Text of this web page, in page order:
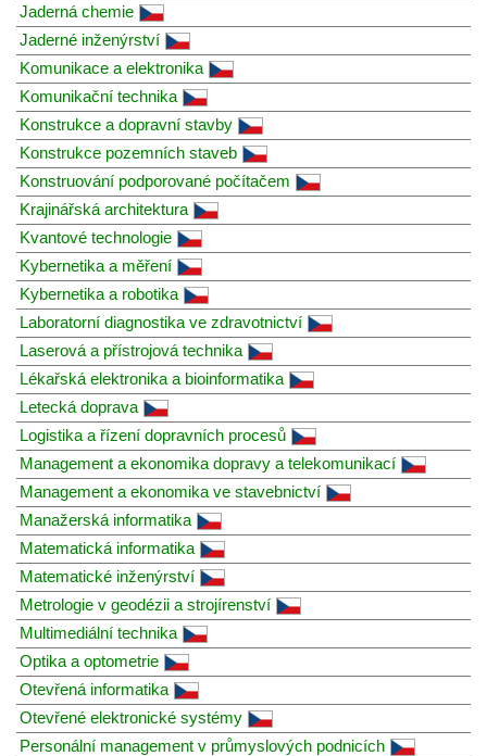
Jaderná chemie
Jaderné inženýrství
Komunikace a elektronika
Komunikační technika
Konstrukce a dopravní stavby
Konstrukce pozemních staveb
Konstruování podporované počítačem
Krajinářská architektura
Kvantové technologie
Kybernetika a měření
Kybernetika a robotika
Laboratorní diagnostika ve zdravotnictví
Laserová a přístrojová technika
Lékařská elektronika a bioinformatika
Letecká doprava
Logistika a řízení dopravních procesů
Management a ekonomika dopravy a telekomunikací
Management a ekonomika ve stavebnictví
Manažerská informatika
Matematická informatika
Matematické inženýrství
Metrologie v geodézii a strojírenství
Multimediální technika
Optika a optometrie
Otevřená informatika
Otevřené elektronické systémy
Personální management v průmyslových podnicích